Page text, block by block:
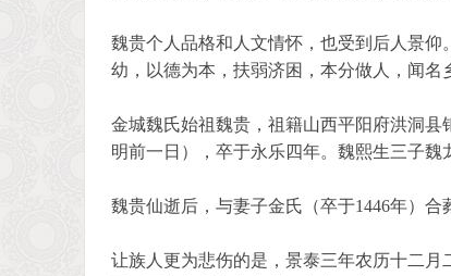
魏贵个人品格和人文情怀，也受到后人景
幼，以德为本，扶弱济困，本分做人，闻名
金城魏氏始祖魏贵，祖籍山西平阳府洪洞县
明前一日），卒于永乐四年。魏熙生三子魏
魏贵仙逝后，与妻子金氏（卒于1446年）合
让族人更为悲伤的是，景泰三年农历十二